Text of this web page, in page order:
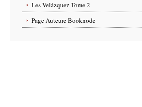
Les Velázquez Tome 2
Page Auteure Booknode